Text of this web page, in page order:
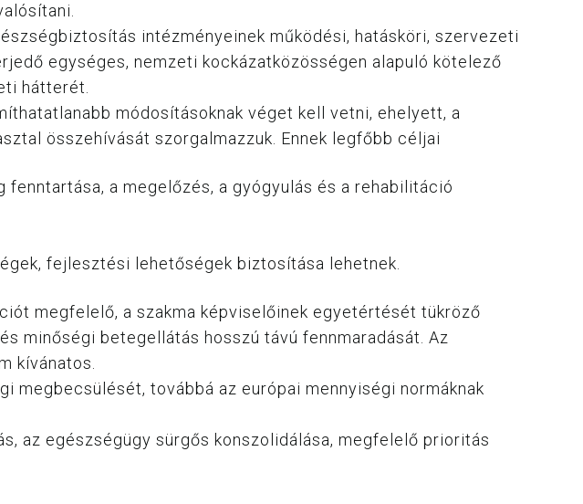
intézményeinek működési, hatásköri, szervezeti
egységes, nemzeti kockázatközösségen alapuló kötelező
hátterét.
módosításoknak véget kell vetni, ehelyett, a
összehívását szorgalmazzuk. Ennek legfőbb céljai
a megelőzés, a gyógyulás és a rehabilitáció
fejlesztési lehetőségek biztosítása lehetnek.
megfelelő, a szakma képviselőinek egyetértését tükröző
minőségi betegellátás hosszú távú fennmaradását. Az
kívánatos.
megbecsülését, továbbá az európai mennyiségi normáknak
az egészségügy sürgős konszolidálása, megfelelő prioritás